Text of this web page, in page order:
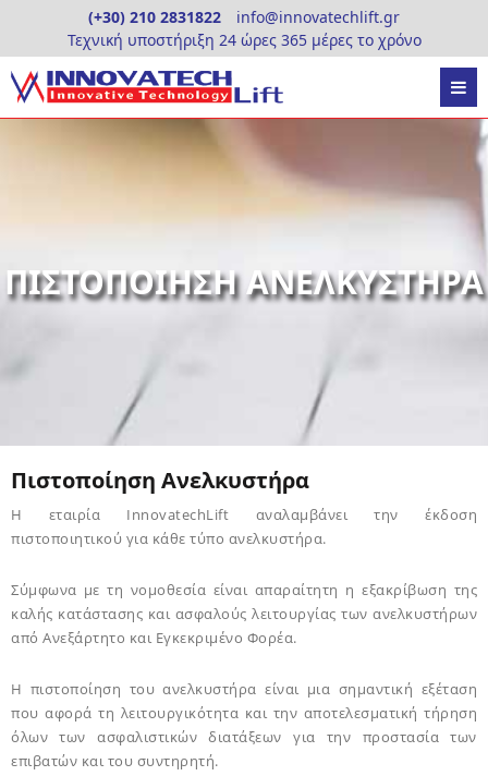
content
(+30) 210 2831822
info@innovatechlift.gr
Τεχνική υποστήριξη 24 ώρες 365 μέρες το χρόνο
ΠΙΣΤΟΠΟΙΗΣΗ ΑΝΕΛΚΥΣΤΗΡΑ
Πιστοποίηση Ανελκυστήρα
Η εταιρία InnovatechLift αναλαμβάνει την έκδοση
πιστοποιητικού για κάθε τύπο ανελκυστήρα.
Σύμφωνα με τη νομοθεσία είναι απαραίτητη η εξακρίβωση της
καλής κατάστασης και ασφαλούς λειτουργίας των ανελκυστήρων
από Ανεξάρτητο και Εγκεκριμένο Φορέα.
Η πιστοποίηση του ανελκυστήρα είναι μια σημαντική εξέταση
που αφορά τη λειτουργικότητα και την αποτελεσματική τήρηση
όλων των ασφαλιστικών διατάξεων για την προστασία των
επιβατών και του συντηρητή.